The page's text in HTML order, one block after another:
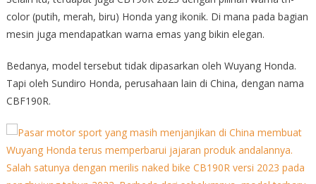
color (putih, merah, biru) Honda yang ikonik. Di mana pada bagian
mesin juga mendapatkan warna emas yang bikin elegan.
Bedanya, model tersebut tidak dipasarkan oleh Wuyang Honda.
Tapi oleh Sundiro Honda, perusahaan lain di China, dengan nama
CBF190R.